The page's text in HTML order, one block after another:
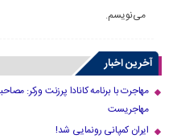
می‌نویسم.
آخرین اخبار
مهاجرت با برنامه کانادا پرزنت ورکر:
مهاجریست
ایران کمپانی رونمایی شد!